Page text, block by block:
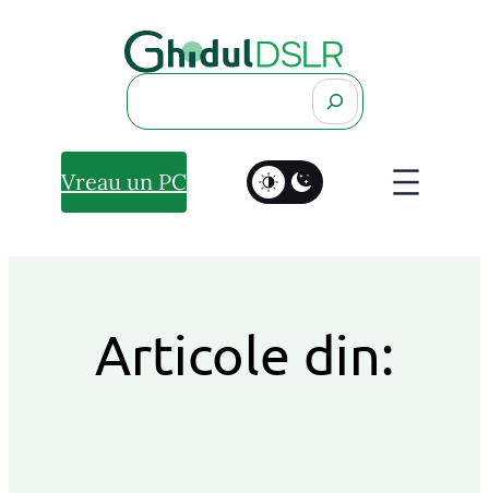
Search
Vreau un PC
Articole din: